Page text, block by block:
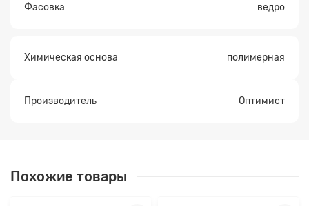
Фасовка ведро
Химическая основа полимерная
Производитель Оптимист
Похожие товары